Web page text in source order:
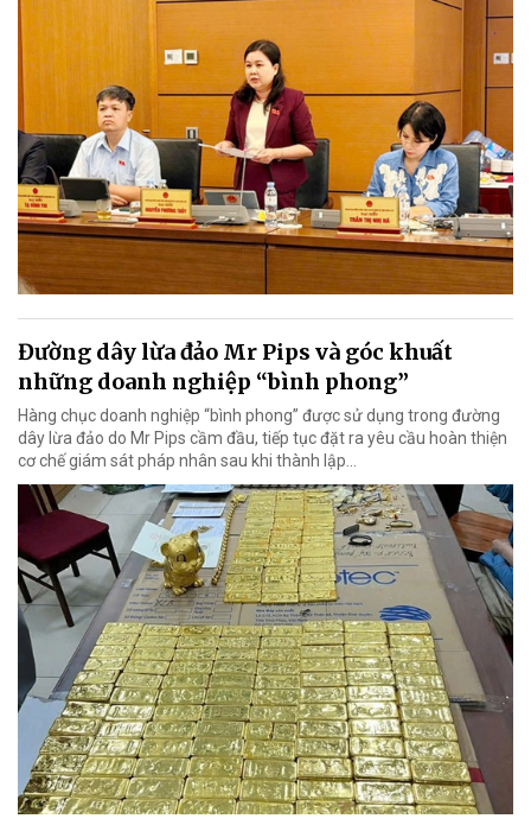
Đường dây lừa đảo Mr Pips và góc khuất
những doanh nghiệp “bình phong”
Hàng chục doanh nghiệp “bình phong” được sử dụng trong đường
dây lừa đảo do Mr Pips cầm đầu, tiếp tục đặt ra yêu cầu hoàn thiện
cơ chế giám sát pháp nhân sau khi thành lập…